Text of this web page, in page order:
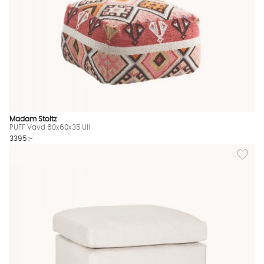
Madam Stoltz
PUFF Vävd 60x60x35 Ull
3395 :-
Lägg